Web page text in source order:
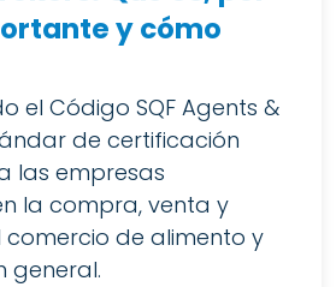
y cómo
el Código SQF Agents &
de certificación
las empresas
la compra, venta y
de alimento y
general.